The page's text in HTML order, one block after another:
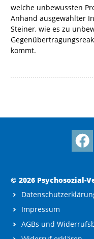
welche unbewussten
Anhand ausgewählter
Steiner, wie es zu
kommt.
© 2026 Psychosozial-
Impressum
AGBs und